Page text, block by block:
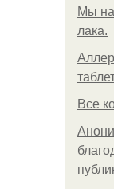
Мы
лака.
Все